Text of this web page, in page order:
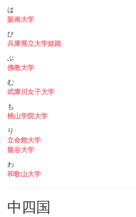
は
阪南大学
ひ
兵庫県立大学姫路
ぶ
佛教大学
む
武庫川女子大学
も
桃山学院大学
り
立命館大学
龍谷大学
わ
和歌山大学
中四国